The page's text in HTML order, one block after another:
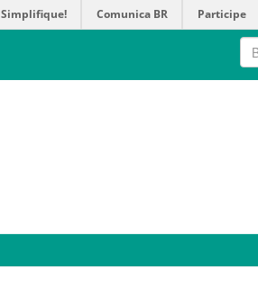
Simplifique! Comunica BR Participe